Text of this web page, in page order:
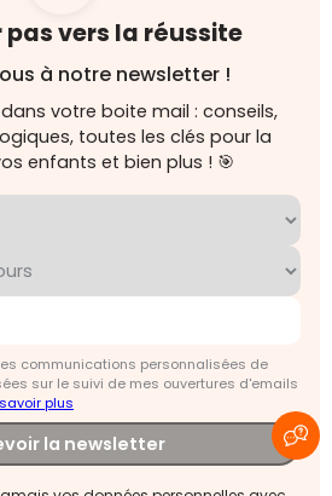
pas vers la réussite
à notre newsletter !
votre boite mail : conseils,
toutes les clés pour la
enfants et bien plus ! 🎯
communications personnalisées de
sur le suivi de mes ouvertures d'emails
plus
la newsletter